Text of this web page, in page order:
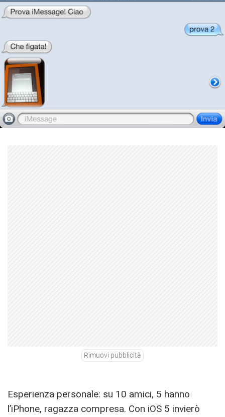
Rimuovi pubblicità
Esperienza personale: su 10 amici, 5 hanno
l’iPhone, ragazza compresa. Con iOS 5 invierò